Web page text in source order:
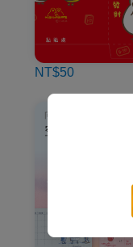
NT$50
向左走．向右走
空白曆書籤